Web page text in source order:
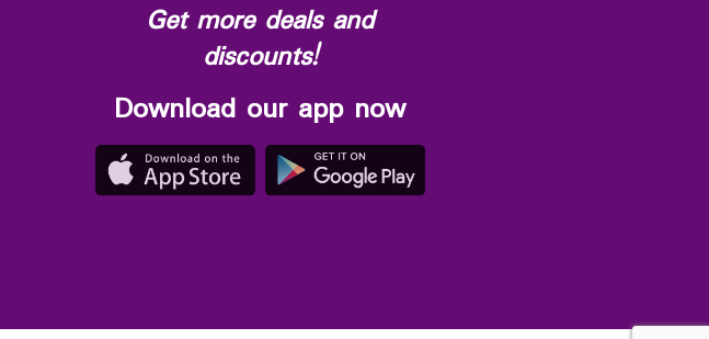
Get more deals and
discounts!
Download our app now